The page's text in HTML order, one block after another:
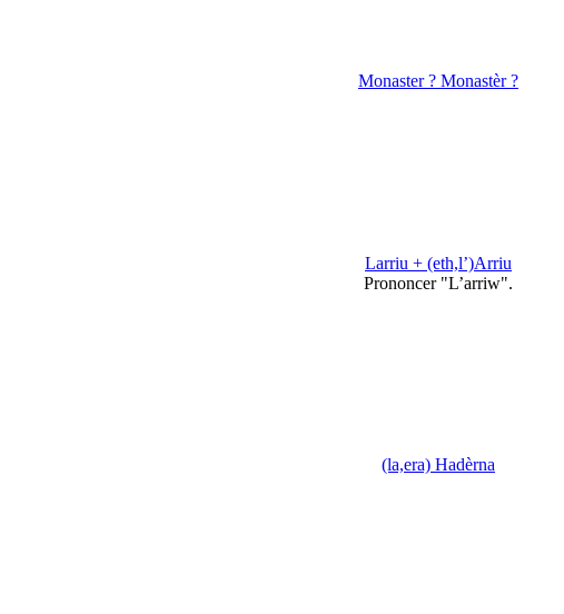
Monaster ? Monastèr ?
Larriu + (eth,l’)Arriu
Prononcer "L’arriw".
(la,era) Hadèrna